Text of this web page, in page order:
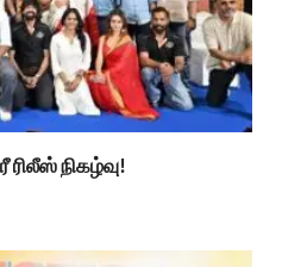
ரிலீஸ் நிகழ்வு!